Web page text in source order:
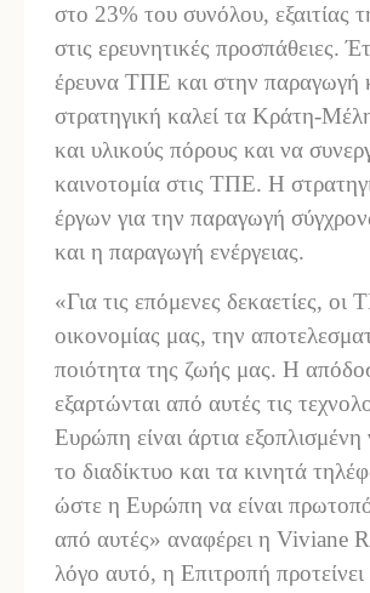
στο 23% του συνόλου, εξαιτίας
στις ερευνητικές προσπάθειες.
έρευνα ΤΠΕ και στην παραγωγή
στρατηγική καλεί τα Κράτη-
και υλικούς πόρους και να
καινοτομία στις ΤΠΕ. Η
έργων για την παραγωγή
και η παραγωγή ενέργειας.
«Για τις επόμενες δεκαετίες,
οικονομίας μας, την
ποιότητα της ζωής μας. Η
εξαρτώνται από αυτές τις
Ευρώπη είναι άρτια
το διαδίκτυο και τα κινητά
ώστε η Ευρώπη να είναι
από αυτές» αναφέρει η Viviane
λόγο αυτό, η Επιτροπή